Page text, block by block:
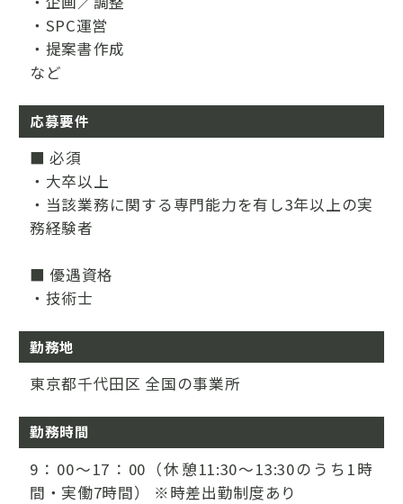
・SPC運営
・提案書作成
など
応募要件
■ 必須
・大卒以上
・当該業務に関する専門能力を有し3年以上の実
務経験者
■ 優遇資格
・技術士
勤務地
東京都千代田区 全国の事業所
勤務時間
9：00～17：00（休憩11:30～13:30のうち1時
間・実働7時間） ※時差出勤制度あり